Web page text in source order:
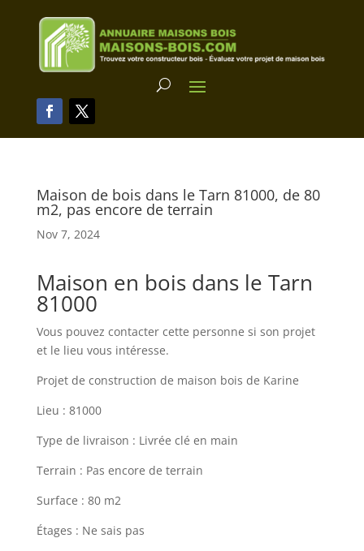
Maison de bois dans le Tarn 81000, de 80
m2, pas encore de terrain
Nov 7, 2024
Maison en bois dans le Tarn
81000
Vous pouvez contacter cette personne si son projet
et le lieu vous intéresse.
Projet de construction de maison bois de Karine
Lieu : 81000
Type de livraison : Livrée clé en main
Terrain : Pas encore de terrain
Surface : 80 m2
Étages : Ne sais pas